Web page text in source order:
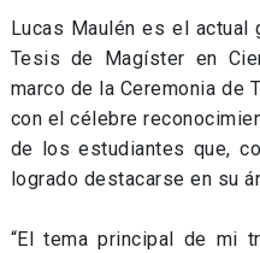
Lucas Maulén es el actual
Tesis de Magíster en
marco de la Ceremonia de
con el célebre
de los estudiantes que,
logrado destacarse en su
“El tema principal de mi